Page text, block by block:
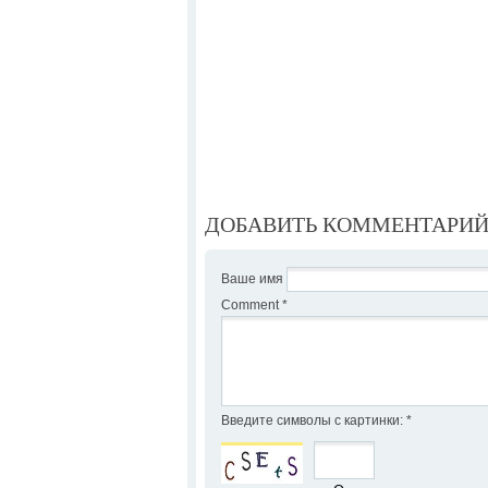
ДОБАВИТЬ КОММЕНТАРИЙ
Ваше имя
Comment *
Введите символы с картинки: *